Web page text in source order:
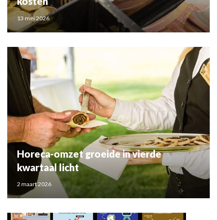
13 mei 2026
Horeca-omzet groeide in vierde
kwartaal licht
2 maart 2026